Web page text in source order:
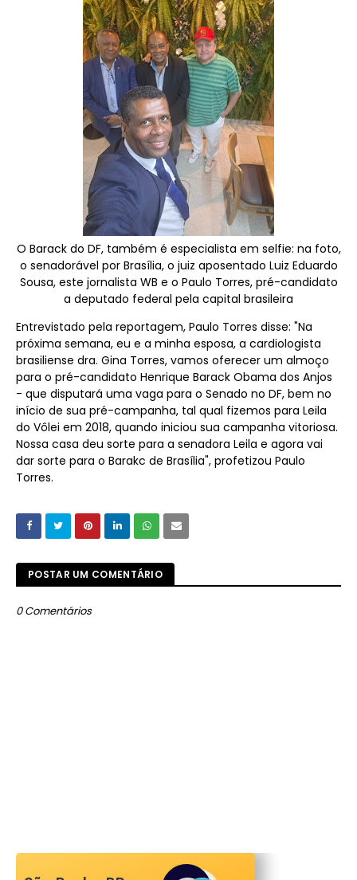
O Barack do DF, também é especialista em selfie: na foto,
o senadorável por Brasília, o juiz aposentado Luiz Eduardo
Sousa, este jornalista WB e o Paulo Torres, pré-candidato
a deputado federal pela capital brasileira
Entrevistado pela reportagem, Paulo Torres disse: "Na
próxima semana, eu e a minha esposa, a cardiologista
brasiliense dra. Gina Torres, vamos oferecer um almoço
para o pré-candidato Henrique Barack Obama dos Anjos
- que disputará uma vaga para o Senado no DF, bem no
início de sua pré-campanha, tal qual fizemos para Leila
do Vôlei em 2018, quando iniciou sua campanha vitoriosa.
Nossa casa deu sorte para a senadora Leila e agora vai
dar sorte para o Barakc de Brasília", profetizou Paulo
Torres.
POSTAR UM COMENTÁRIO
0 Comentários